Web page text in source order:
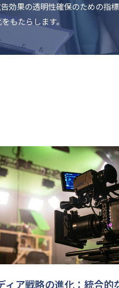
効果の透明性確保のための指
もたらします。
ィア戦略の進化：統合的